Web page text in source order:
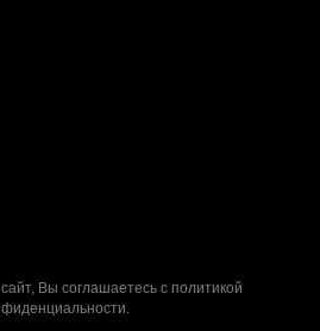
Вы соглашаетесь с политикой
.